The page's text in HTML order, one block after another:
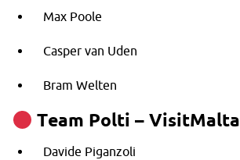
Max Poole
Casper van Uden
Bram Welten
Team Polti – VisitMalta
Davide Piganzoli